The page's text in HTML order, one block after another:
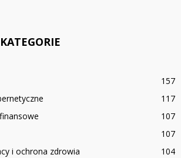
157
117
107
107
i ochrona zdrowia
104